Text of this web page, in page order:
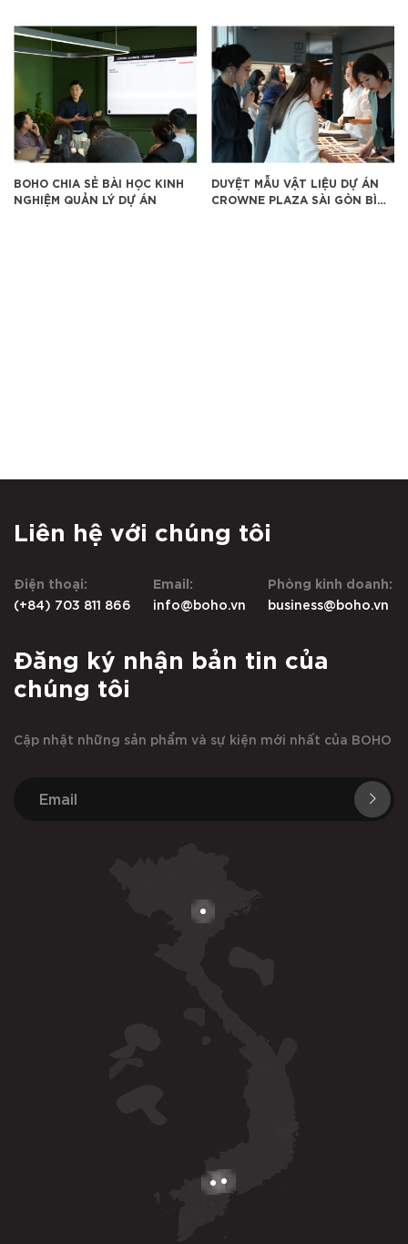
BOHO CHIA SẺ BÀI HỌC KINH
NGHIỆM QUẢN LÝ DỰ ÁN
DUYỆT MẪU VẬT LIỆU DỰ ÁN
CROWNE PLAZA SÀI GÒN BÌNH
Liên hệ với chúng tôi
Điện thoại:
(+84) 703 811 866
Email:
info@boho.vn
Phòng kinh doanh:
business@boho.vn
Đăng ký nhận bản tin của
chúng tôi
Cập nhật những sản phẩm và sự kiện mới nhất của BOHO